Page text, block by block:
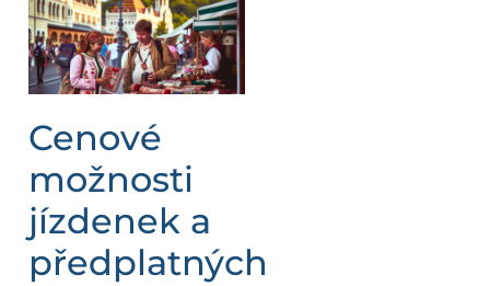
Cenové
možnosti
jízdenek a
předplatných